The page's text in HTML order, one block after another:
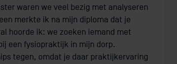
waren we veel bezig met analyseren
merkte ik na mijn diploma dat je
hoorde ik: we zoeken iemand met
een fysiopraktijk in mijn dorp.
tegen, omdat je daar praktijkervaring